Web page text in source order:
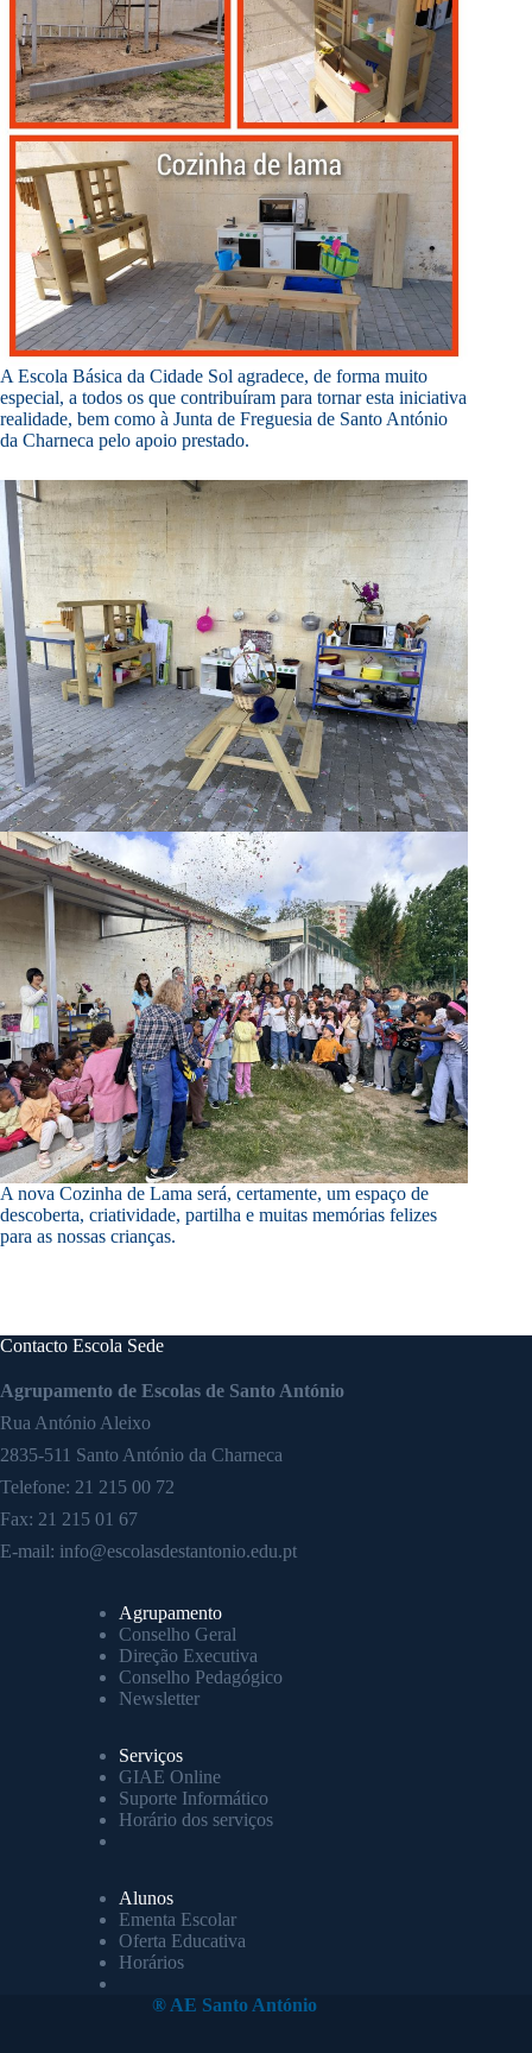
A Escola Básica da Cidade Sol agradece, de forma muito
especial, a todos os que contribuíram para tornar esta iniciativa
realidade, bem como à Junta de Freguesia de Santo António
da Charneca pelo apoio prestado.
A nova Cozinha de Lama será, certamente, um espaço de
descoberta, criatividade, partilha e muitas memórias felizes
para as nossas crianças.
Contacto Escola Sede
Agrupamento de Escolas de Santo António
Rua António Aleixo
2835-511 Santo António da Charneca
Telefone: 21 215 00 72
Fax: 21 215 01 67
E-mail: info@escolasdestantonio.edu.pt
Agrupamento
Conselho Geral
Direção Executiva
Conselho Pedagógico
Newsletter
Serviços
GIAE Online
Suporte Informático
Horário dos serviços
Alunos
Ementa Escolar
Oferta Educativa
Horários
® AE Santo António